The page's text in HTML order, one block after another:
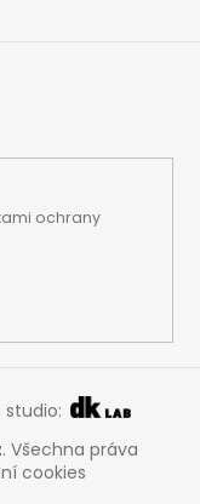
ochrany
studio:
. Všechna práva
cookies